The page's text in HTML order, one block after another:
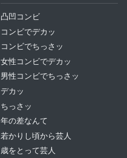
凸凹コンビ
コンビでデカッ
コンビでちっさッ
女性コンビでデカッ
男性コンビでちっさッ
デカッ
ちっさッ
年の差なんて
若かりし頃から芸人
歳をとって芸人